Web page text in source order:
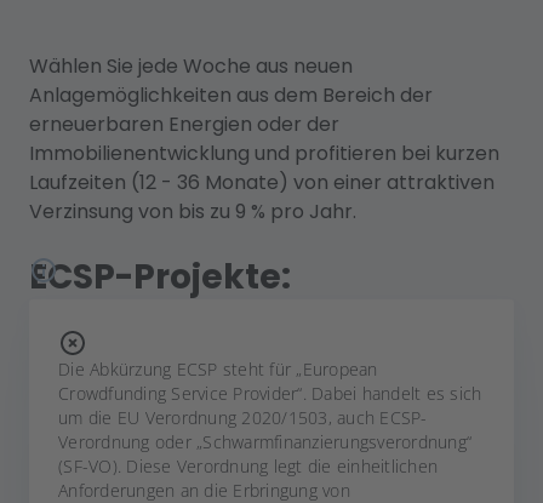
Wählen Sie jede Woche aus neuen
Anlagemöglichkeiten aus dem Bereich der
erneuerbaren Energien oder der
Immobilienentwicklung und profitieren bei kurzen
Laufzeiten (12 - 36 Monate) von einer attraktiven
Verzinsung von bis zu 9 % pro Jahr.
ECSP-Projekte:
Die Abkürzung ECSP steht für „European
Crowdfunding Service Provider“. Dabei handelt es sich
um die EU Verordnung 2020/1503, auch ECSP-
Verordnung oder „Schwarmfinanzierungsverordnung“
(SF-VO). Diese Verordnung legt die einheitlichen
Anforderungen an die Erbringung von